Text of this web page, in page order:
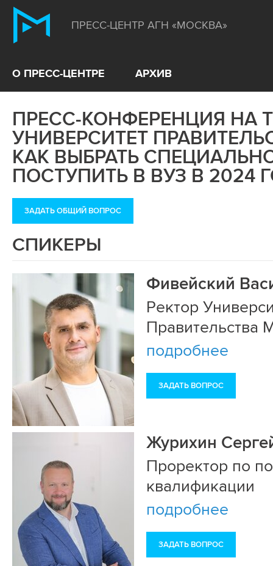
ПРЕСС-ЦЕНТР АГН «МОСКВА»
О ПРЕСС-ЦЕНТРЕ АРХИВ
ПРЕСС-КОНФЕРЕНЦИЯ НА
УНИВЕРСИТЕТ
КАК ВЫБРАТЬ
ПОСТУПИТЬ В ВУЗ В 2024
ЗАДАТЬ ОБЩИЙ ВОПРОС
СПИКЕРЫ
Фивейский
Ректор
Правительства
подробнее
ЗАДАТЬ ВОПРОС
Журихин
Проректор по
квалификации
подробнее
ЗАДАТЬ ВОПРОС